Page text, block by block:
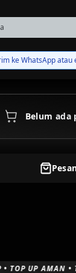
ke WhatsApp atau
Belum
• TOP UP